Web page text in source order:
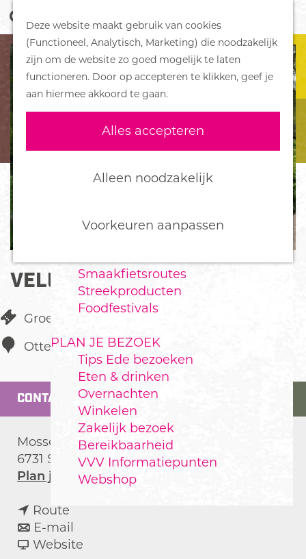
Deze website maakt gebruik van cookies
(Functioneel, Analytisch, Marketing) die noodzakelijk
zijn om de website zo goed mogelijk te laten
functioneren. Door op accepteren te klikken, geef je
aan hiermee akkoord te gaan.
Alles accepteren
Alleen noodzakelijk
Voorkeuren aanpassen
G
a
n
r
d
e
h
m
e
p
a
g
e
o
e
k
e
n
M
e
n
u
DORPEN
Bennekom
De Klomp
Deelen
Ederveen
Harskamp
Hoenderloo
Wekerom
Smaakfietsroutes
Streekproducten
Foodfestivals
PLAN JE BEZOEK
Tips Ede bezoeken
Eten & drinken
Overnachten
Winkelen
Zakelijk bezoek
Bereikbaarheid
VVV Informatiepunten
Webshop
VELUWE LODGES
Groepsaccommodatie
Otterlo
CONTACT
Mosselsepad 52
6731 SM
Otterlo
Plan je routen
Route
a
a
E-mail
a
Website